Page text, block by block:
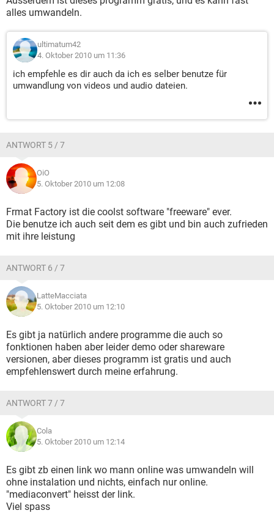
alles umwandeln.
ultimatum42
4. Oktober 2010 um 11:36
ich empfehle es dir auch da ich es selber benutze für
umwandlung von videos und audio dateien.
ANTWORT 5 / 7
OiO
5. Oktober 2010 um 12:08
Frmat Factory ist die coolst software "freeware" ever.
Die benutze ich auch seit dem es gibt und bin auch zufrieden
mit ihre leistung
ANTWORT 6 / 7
LatteMacciata
5. Oktober 2010 um 12:10
Es gibt ja natürlich andere programme die auch so
fonktionen haben aber leider demo oder shareware
versionen, aber dieses programm ist gratis und auch
empfehlenswert durch meine erfahrung.
ANTWORT 7 / 7
Cola
5. Oktober 2010 um 12:14
Es gibt zb einen link wo mann online was umwandeln will
ohne instalation und nichts, einfach nur online.
"mediaconvert" heisst der link.
Viel spass